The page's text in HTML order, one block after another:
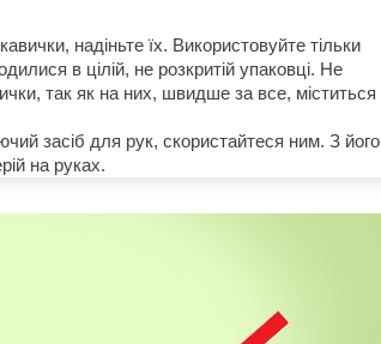
надіньте їх. Використовуйте тільки
в цілій, не розкритій упаковці. Не
так як на них, швидше за все, міститься
засіб для рук, скористайтеся ним. З його
на руках.